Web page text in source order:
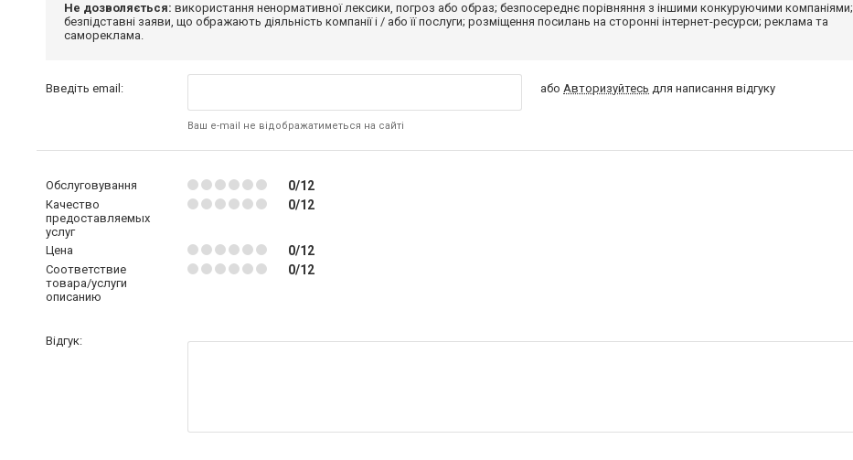
Не дозволяється: використання ненормативної лексики, погроз або образ; безпосереднє порівняння з іншими конкуруючими компаніями;
безпідставні заяви, що ображають діяльність компанії і / або її послуги; розміщення посилань на сторонні інтернет-ресурси; реклама та
самореклама.
Введіть email:
Ваш e-mail не відображатиметься на сайті
абоАвторизуйтесь для написання відгуку
Обслуговування 0/12
Качество
предоставляемых
услуг
0/12
Цена 0/12
Соответствие
товара/услуги
описанию
0/12
Відгук: